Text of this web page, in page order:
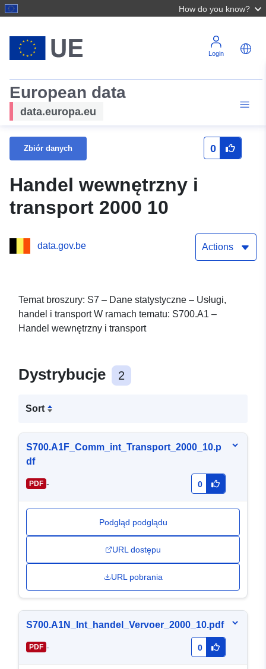
How do you know?
Login
European data
data.europa.eu
Zbiór danych 0
Handel wewnętrzny i
transport 2000 10
data.gov.be Actions
Temat broszury: S7 – Dane statystyczne – Usługi,
handel i transport W ramach tematu: S700.A1 –
Handel wewnętrzny i transport
Dystrybucje 2
Sort
S700.A1F_Comm_int_Transport_2000_10.p
df
PDF - 0
Podgląd podglądu
URL dostępu
URL pobrania
S700.A1N_Int_handel_Vervoer_2000_10.pdf
PDF - 0